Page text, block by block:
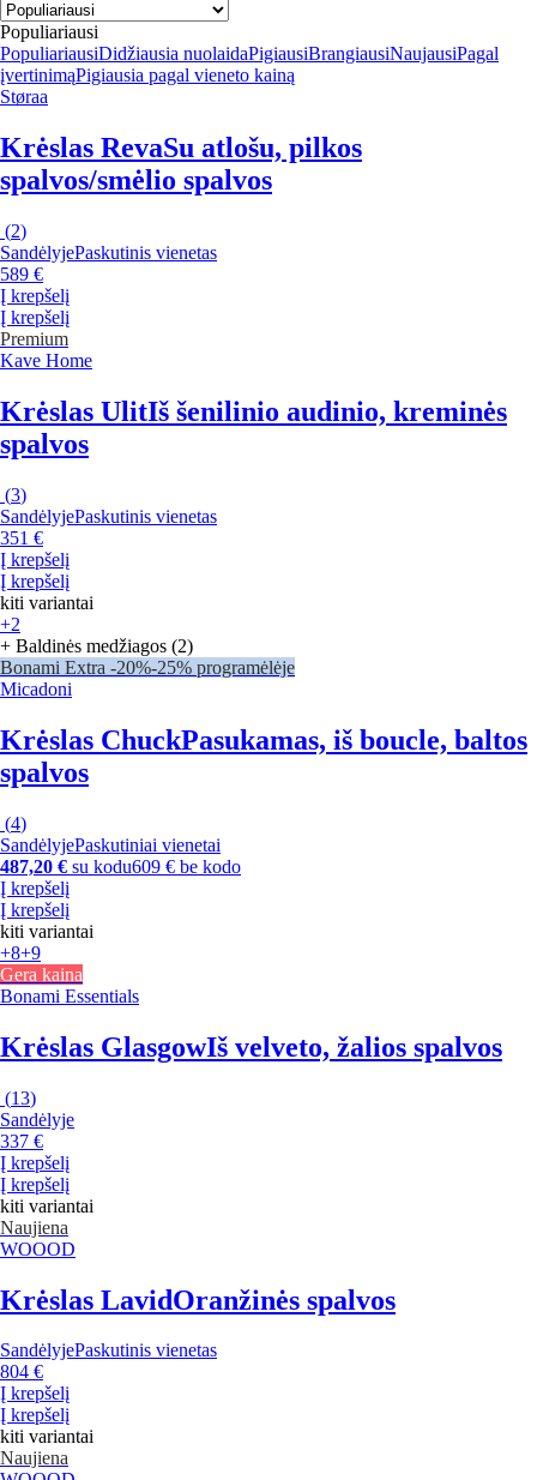
Populiariausi
PopuliariausiDidžiausia nuolaidaPigiausiBrangiausiNaujausiPagal
įvertinimąPigiausia pagal vieneto kainą
Støraa
Krėslas RevaSu atlošu, pilkos
spalvos/smėlio spalvos
(2)
SandėlyjePaskutinis vienetas
589 €
Į krepšelį
Į krepšelį
Premium
Kave Home
Krėslas UlitIš šenilinio audinio, kreminės
spalvos
(3)
SandėlyjePaskutinis vienetas
351 €
Į krepšelį
Į krepšelį
kiti variantai
+2
+ Baldinės medžiagos (2)
Bonami Extra -20%-25% programėlėje
Micadoni
Krėslas ChuckPasukamas, iš boucle, baltos
spalvos
(4)
SandėlyjePaskutiniai vienetai
487,20 € su kodu609 € be kodo
Į krepšelį
Į krepšelį
kiti variantai
+8+9
Gera kaina
Bonami Essentials
Krėslas GlasgowIš velveto, žalios spalvos
(13)
Sandėlyje
337 €
Į krepšelį
Į krepšelį
kiti variantai
Naujiena
WOOOD
Krėslas LavidOranžinės spalvos
SandėlyjePaskutinis vienetas
804 €
Į krepšelį
Į krepšelį
kiti variantai
Naujiena